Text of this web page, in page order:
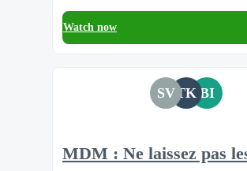
Watch now
SV TK BI
MDM : Ne laissez pas